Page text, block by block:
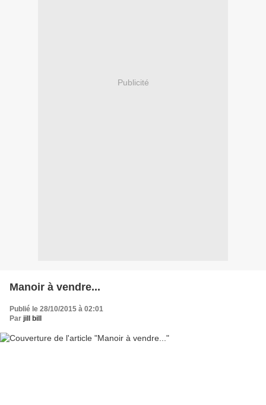
Publicité
Manoir à vendre...
Publié le 28/10/2015 à 02:01
Par jill bill